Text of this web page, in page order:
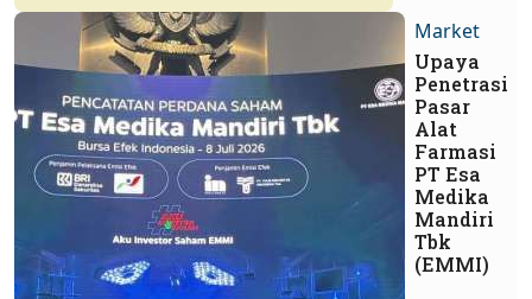
Market
Upaya
Penetrasi
Pasar
Alat
Farmasi
PT Esa
Medika
Mandiri
Tbk
(EMMI)